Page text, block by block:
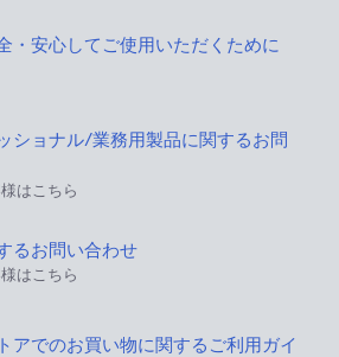
・安心してご使用いただくために
ショナル/業務用製品に関するお問
はこちら
るお問い合わせ
はこちら
アでのお買い物に関するご利用ガイ